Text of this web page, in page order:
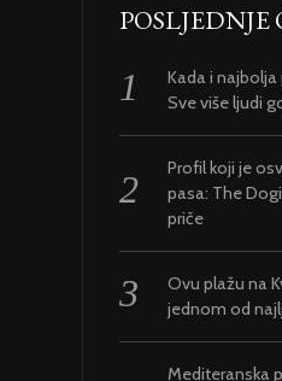
POSLJEDNJE
Kada i
Sve više ljudi
Profil koji je
pasa: The
priče
Ovu plažu na
jednom od
Mediteranska